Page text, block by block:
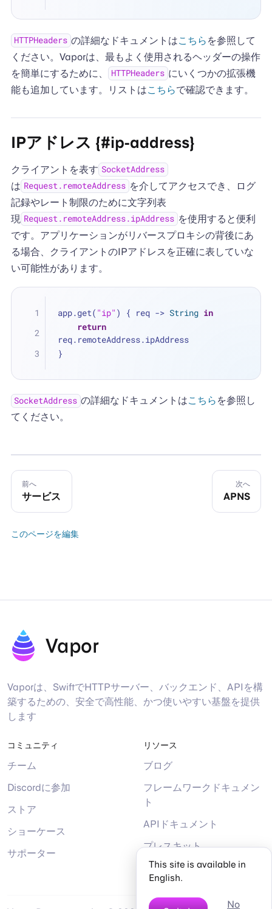
HTTPHeaders の詳細なドキュメントはこちら を参照して
ください。Vaporは、最もよく使用されるヘッダーの操作
を簡単にするために、
HTTPHeaders にいくつかの拡張機
能も追加しています。リストはこちらで確認できます。
IPアドレス {#ip-address}
クライアントを表す SocketAddress
は Request.remoteAddress を介してアクセスでき、ログ
記録やレート制限のために文字列表
現 Request.remoteAddress.ipAddress を使用すると便利
です。アプリケーションがリバースプロキシの背後にあ
る場合、クライアントのIPアドレスを正確に表していな
い可能性があります。
app.get( "ip" ) { req -> String in
return
req.remoteAddress.ipAddress
}
SocketAddress の詳細なドキュメントはこちら を参照し
てください。
前へ
サービス
次へ
APNS
このページを編集
Vapor
Vaporは、SwiftでHTTPサーバー、バックエンド、APIを構
築するための、安全で高性能、かつ使いやすい基盤を提供
します
コミュニティ
チーム
Discordに参加
ストア
ショーケース
サポーター
リソース
ブログ
フレームワークドキュメン
ト
APIドキュメント
プレスキット
ヘルプ
This site is available in
English.
No